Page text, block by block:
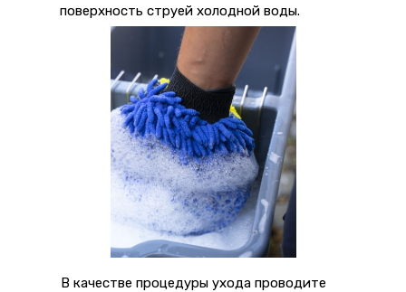
поверхность струей холодной воды.
В качестве процедуры ухода проводите